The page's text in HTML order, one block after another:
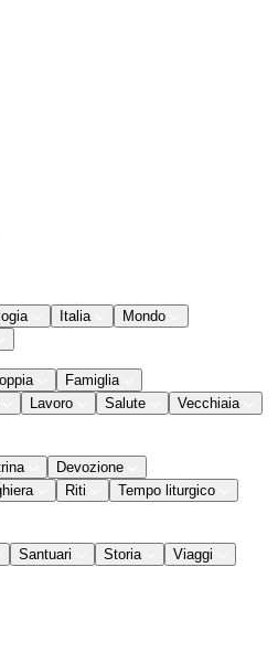
Italia
Mondo
Famiglia
Lavoro Salute
Vecchiaia
Devozione
Riti
Tempo liturgico
Santuari Storia Viaggi